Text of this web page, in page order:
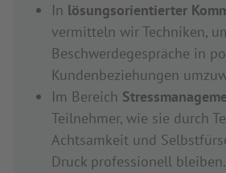
In lösungsorientierter
vermitteln wir Techniken,
Beschwerdegespräche in
Kundenbeziehungen
Im Bereich
Teilnehmer, wie sie durch
Achtsamkeit und
Druck professionell bleiben.